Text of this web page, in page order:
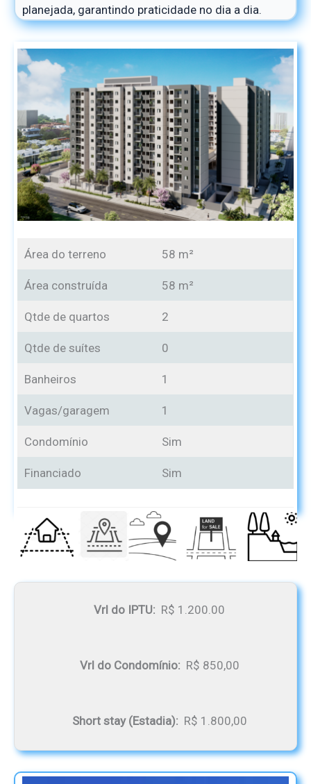
planejada, garantindo praticidade no dia a dia.
Área do terreno 58 m²
Área construída 58 m²
Qtde de quartos 2
Qtde de suítes 0
Banheiros 1
Vagas/garagem 1
Condomínio Sim
Financiado Sim
Vrl do IPTU: R$ 1.200.00
Vrl do Condomínio: R$ 850,00
Short stay (Estadia): R$ 1.800,00